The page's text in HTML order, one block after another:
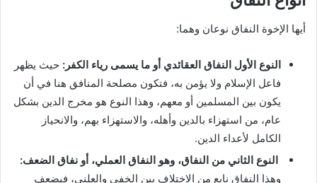
أيها الإخوة النفاق نوعان وهما:
النوع الأول النفاق العقائدي أو ما يسمى رياء الكفر: حيث يظهر
فاعل الإسلام ولا يؤمن به، فتكون مصلحة المنافق هنا في أن
يكون بين المسلمين أو معهم، وهذا النوع هو مخرج الدين بشكل
عام، من استهزاء بالدين وأهله، والاستهزاء بهم، والانحياز
الكامل لأعداء الدين.
النوع الثاني من النفاق، وهو النفاق العملي، أو نفاق الضعف:
وهذا النفاق نابع من الاختلاف بين الخفي والعلني، فيضعف